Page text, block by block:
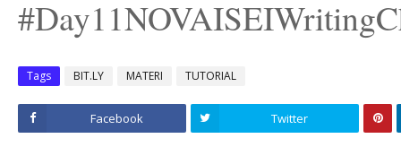
Tags BIT.LY MATERI TUTORIAL
Facebook Twitter